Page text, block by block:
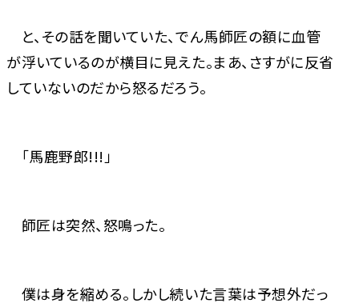
と、その話を聞いていた、でん馬師匠の額に血管
が浮いているのが横目に見えた。まあ、さすがに反省
していないのだから怒るだろう。
「馬鹿野郎!!!」
師匠は突然、怒鳴った。
僕は身を縮める。しかし続いた言葉は予想外だっ